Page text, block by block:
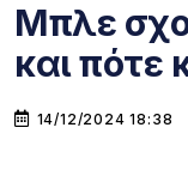
Μπλε
και πότε
14/12/2024 18:38